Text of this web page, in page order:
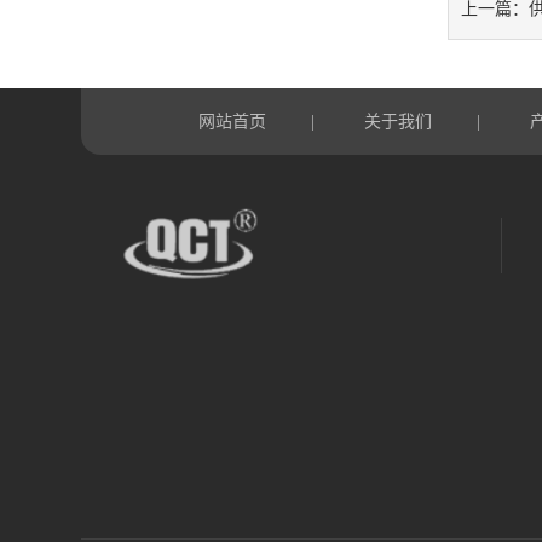
上一篇：
网站首页 关于我们